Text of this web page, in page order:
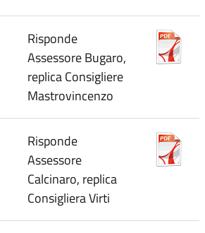
Risponde
Assessore Bugaro,
replica Consigliere
Mastrovincenzo
Risponde
Assessore
Calcinaro, replica
Consigliera Virti